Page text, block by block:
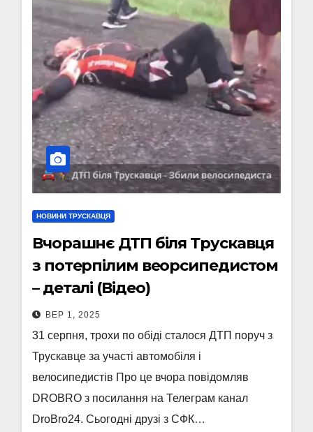
НОВИНИ ТРУСКАВЦЯ
Вчорашнє ДТП біля Трускавця
з потерпілим веорсипедистом
– деталі (Відео)
ВЕР 1, 2025
31 серпня, трохи по обіді сталося ДТП поруч з
Трускавце за участі автомобіля і
велосипедистів Про це вчора повідомляв
DROBRO з посилання на Телеграм канал
DroBro24. Сьогодні друзі з СФК…